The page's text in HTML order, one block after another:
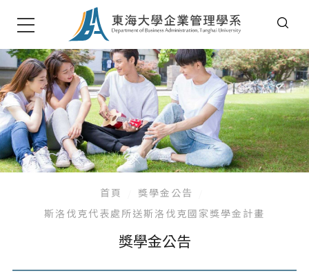
首頁
獎學金公告
斯洛伐克代表處所送斯洛伐克國家獎學金計畫
獎學金公告